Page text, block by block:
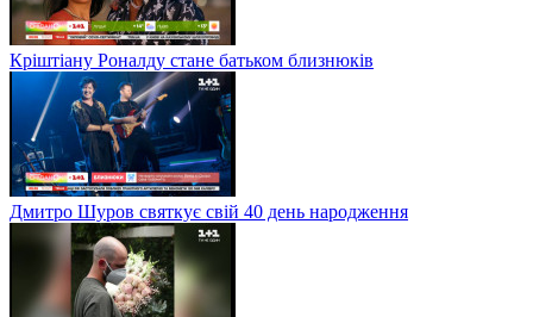
Кріштіану Роналду стане батьком близнюків
Дмитро Шуров святкує свій 40 день народження